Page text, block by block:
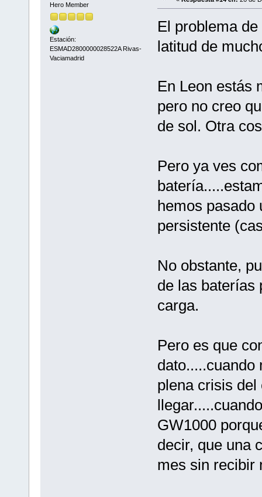
Hero Member
Estación:
ESMAD2800000028522A Rivas-
Vaciamadrid
El problema
latitud de
En Leon estás
pero no creo
de sol. Otra
Pero ya ves
hemos pasado
persistente
No obstante,
de las baterías
carga.
Pero es que
dato.....cuando
plena crisis
GW1000
decir, que una
mes sin recibir